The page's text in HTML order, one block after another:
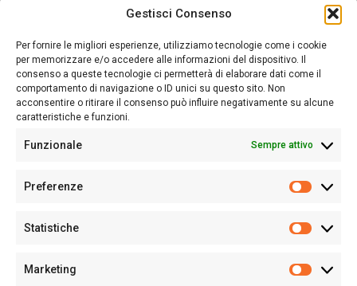
Gestisci Consenso
Per fornire le migliori esperienze, utilizziamo tecnologie come i cookie
per memorizzare e/o accedere alle informazioni del dispositivo. Il
consenso a queste tecnologie ci permetterà di elaborare dati come il
comportamento di navigazione o ID unici su questo sito. Non
acconsentire o ritirare il consenso può influire negativamente su alcune
caratteristiche e funzioni.
Funzionale Sempre attivo
Preferenze
Statistiche
Marketing
Sardegna Ieri-Oggi-Domani nasce per informare “liberamente” i
lettori su quanto accade in Sardegna, con un occhio rivolto al
nostro passato e, soprattutto, al nostro futuro
Follow Us
Sede:Via Cristoforo Colombo 09013 Carbonia
Partita IVA02270380922
128/2020 del 10/02/2020